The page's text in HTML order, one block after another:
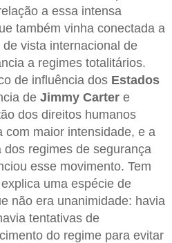
a essa intensa
também vinha conectada a
vista internacional de
a regimes totalitários.
de influência dos Estados
de Jimmy Carter e
dos direitos humanos
com maior intensidade, e a
regimes de segurança
esse movimento. Tem
uma espécie de
não era unanimidade: havia
tentativas de
do regime para evitar